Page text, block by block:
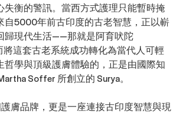
失衡的警訊。當西方式護理只能暫時掩
自5000年前古印度的古老智慧，正以嶄
歸現代生活——那就是阿育吠陀
將這套古老系統成功轉化為當代人可輕
哲學與頂級護膚體驗的，正是由國際知
Soffer 所創立的 Surya。
膚品牌，更是一座連接古印度智慧與現